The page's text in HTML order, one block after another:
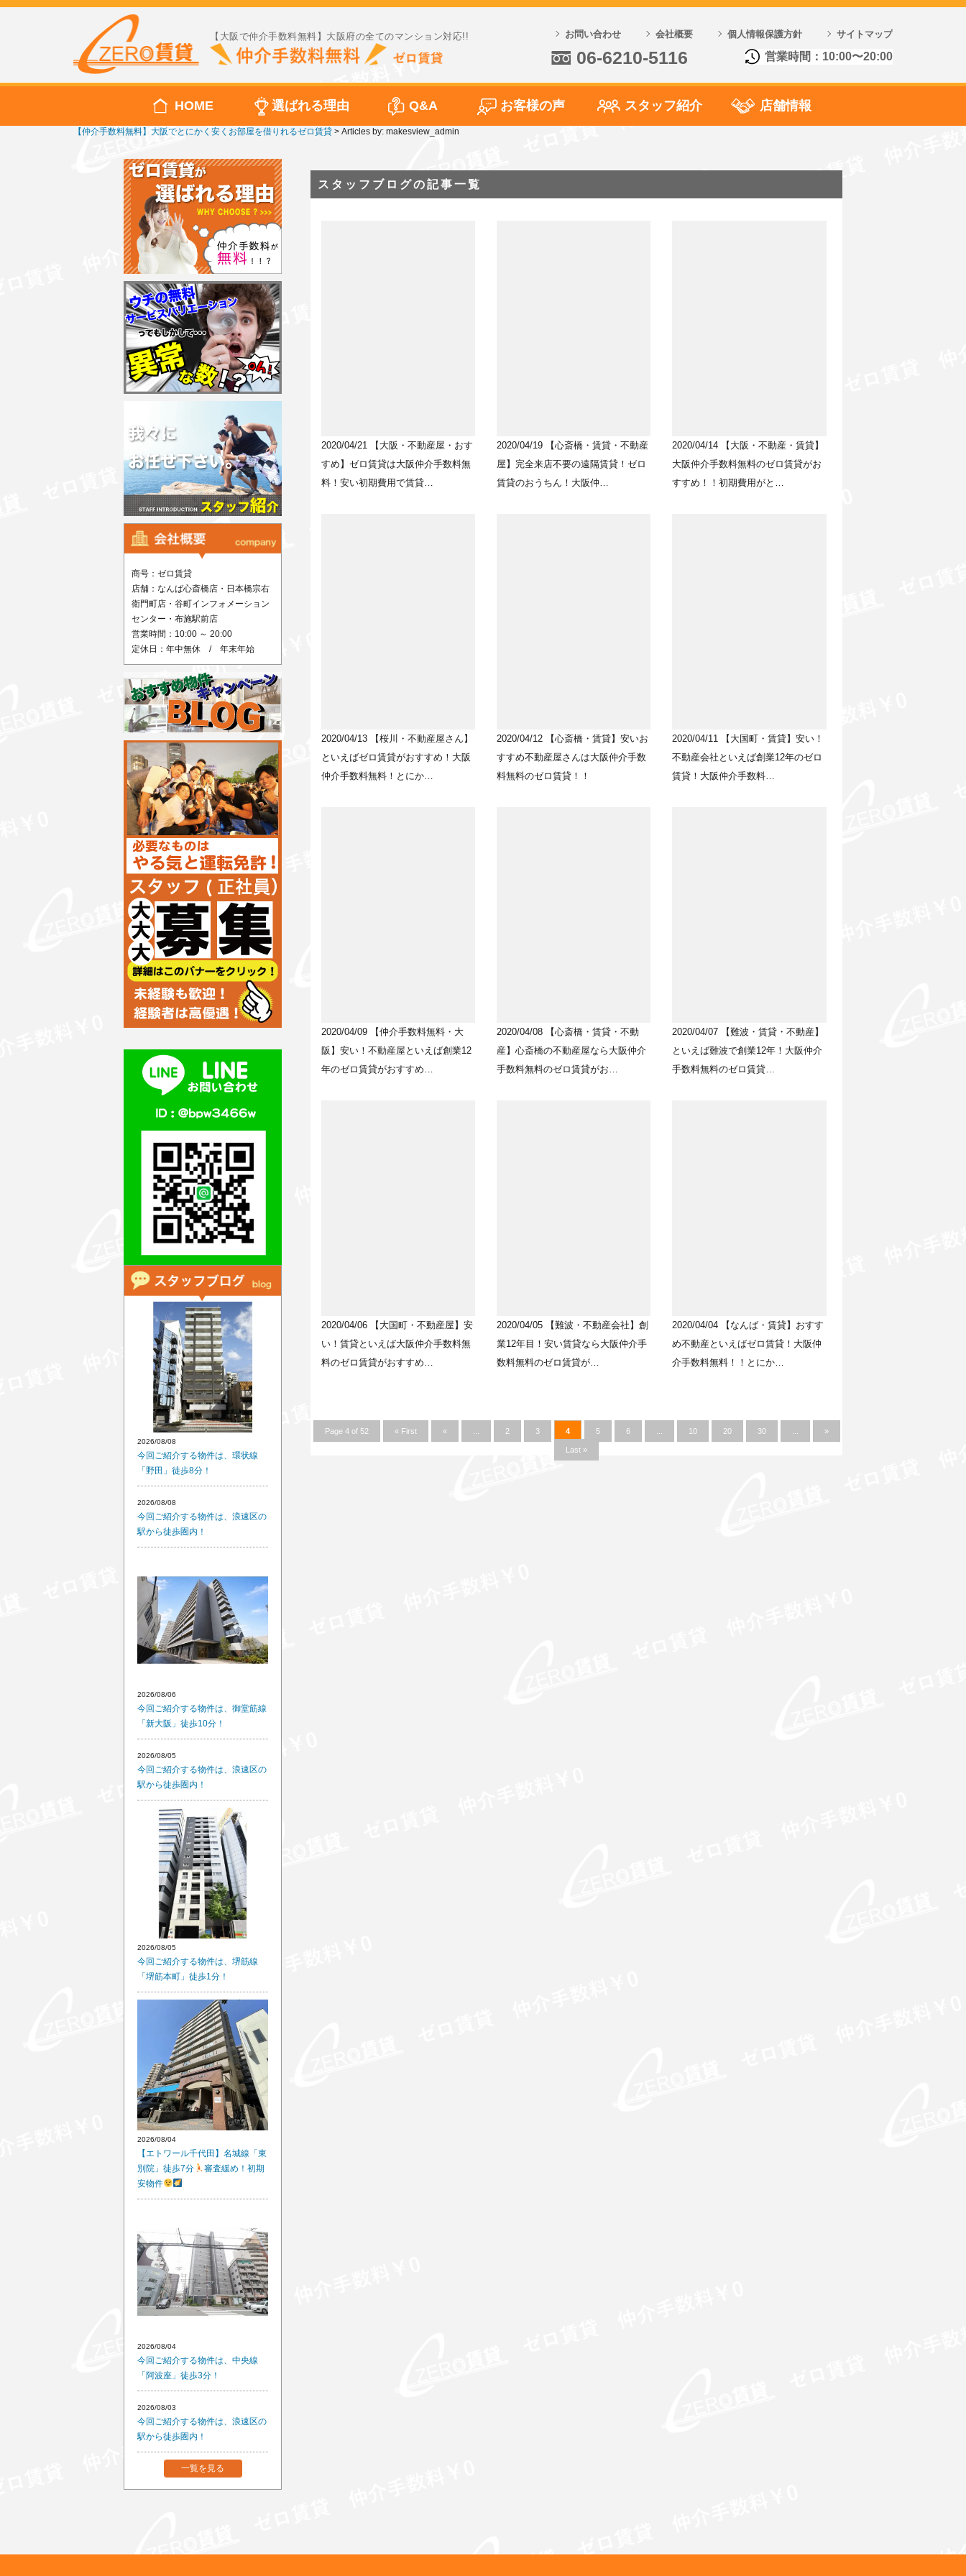
【大阪で仲介手数料無料】大阪府の全てのマンション対応!! お問い合わせ 会社概要 個人情報保護方針 サイトマップ
06-6210-5116 営業時間：10:00〜20:00
HOME 選ばれる理由 Q&A お客様の声 スタッフ紹介 店舗情報
【仲介手数料無料】大阪でとにかく安くお部屋を借りれるゼロ賃貸 > Articles by: makesview_admin
スタッフブログの記事一覧
2020/04/21
【大阪・不動産屋・おす
すめ】ゼロ賃貸は大阪仲介手数料無
料！安い初期費用で賃貸…
2020/04/19
【心斎橋・賃貸・不動産
屋】完全来店不要の遠隔賃貸！ゼロ
賃貸のおうちん！大阪仲…
2020/04/14
【大阪・不動産・賃貸】
大阪仲介手数料無料のゼロ賃貸がお
すすめ！！初期費用がと…
2020/04/13
【桜川・不動産屋さん】
といえばゼロ賃貸がおすすめ！大阪
仲介手数料無料！とにか…
2020/04/12
【心斎橋・賃貸】安いお
すすめ不動産屋さんは大阪仲介手数
料無料のゼロ賃貸！！
2020/04/11
【大国町・賃貸】安い！
不動産会社といえば創業12年のゼロ
賃貸！大阪仲介手数料…
2020/04/09
【仲介手数料無料・大
阪】安い！不動産屋といえば創業12
年のゼロ賃貸がおすすめ…
2020/04/08
【心斎橋・賃貸・不動
産】心斎橋の不動産屋なら大阪仲介
手数料無料のゼロ賃貸がお…
2020/04/07
【難波・賃貸・不動産】
といえば難波で創業12年！大阪仲介
手数料無料のゼロ賃貸…
2020/04/06
【大国町・不動産屋】安
い！賃貸といえば大阪仲介手数料無
料のゼロ賃貸がおすすめ…
2020/04/05
【難波・不動産会社】創
業12年目！安い賃貸なら大阪仲介手
数料無料のゼロ賃貸が…
2020/04/04
【なんば・賃貸】おすす
め不動産といえばゼロ賃貸！大阪仲
介手数料無料！！とにか…
Page 4 of 52 « First « 2 3 4 5 6 10 20 30 »
Last »
商号：ゼロ賃貸
店舗：なんば心斎橋店・日本橋宗右
衛門町店・谷町インフォメーション
センター・布施駅前店
営業時間：10:00 ～ 20:00
定休日：年中無休 / 年末年始
2026/08/08
今回ご紹介する物件は、環状線
「野田」徒歩8分！
2026/08/08
今回ご紹介する物件は、浪速区の
駅から徒歩圏内！
2026/08/06
今回ご紹介する物件は、御堂筋線
「新大阪」徒歩10分！
2026/08/05
今回ご紹介する物件は、浪速区の
駅から徒歩圏内！
2026/08/05
今回ご紹介する物件は、堺筋線
「堺筋本町」徒歩1分！
2026/08/04
【エトワール千代田】名城線「東
別院」徒歩7分
審査緩め！初期
安物件
2026/08/04
今回ご紹介する物件は、中央線
「阿波座」徒歩3分！
2026/08/03
今回ご紹介する物件は、浪速区の
駅から徒歩圏内！
一覧を見る